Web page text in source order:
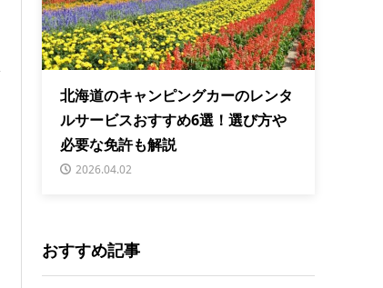
北海道のキャンピングカーのレンタ
ルサービスおすすめ6選！選び方や
必要な免許も解説
2026.04.02
おすすめ記事